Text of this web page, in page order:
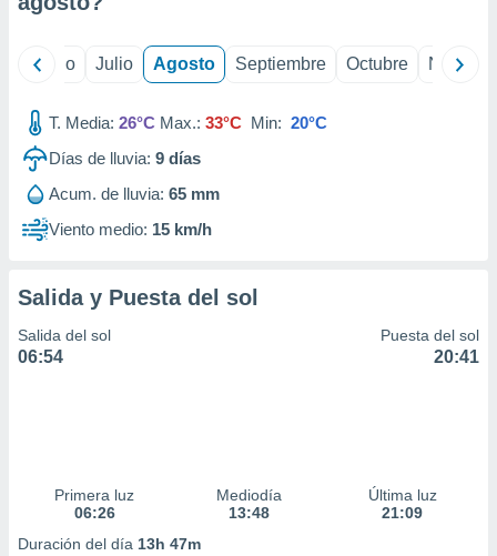
mediante
publicidad
publicidad
1199
Junio Julio Agosto Septiembre Octubre
T. Media: 26°C Max.: 33°C Min: 20°C
Días de lluvia: 9 días
Acum. de lluvia: 65 mm
Viento medio: 15 km/h
Salida y Puesta del sol
Salida del sol
06:54
Puesta del sol
20:41
Primera luz
06:26
Mediodía
13:48
Última luz
21:09
Duración del día 13h 47m